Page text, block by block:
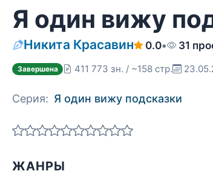
Я один вижу
Никита Красавин 0.0• 31
Завершена 411 773 зн. / ~158 стр.
Серия: Я один вижу подсказки
ЖАНРЫ